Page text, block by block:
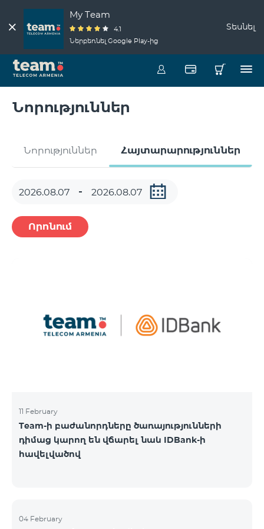
My Team
4.1
Ներբեռնել Google Play-ից
Տեսնել
Նորություններ
Նորություններ Հայտարարություններ
Որոնում
11 February
Team-ի բաժանորդները ծառայությունների
դիմաց կարող են վճարել նաև IDBank-ի
հավելվածով
04 February